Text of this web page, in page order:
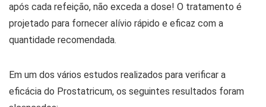
após cada refeição, não exceda a dose! O tratamento é
projetado para fornecer alívio rápido e eficaz com a
quantidade recomendada.
Em um dos vários estudos realizados para verificar a
eficácia do Prostatricum, os seguintes resultados foram